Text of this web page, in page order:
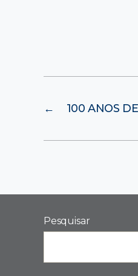
← 100 ANOS
Pesquisar